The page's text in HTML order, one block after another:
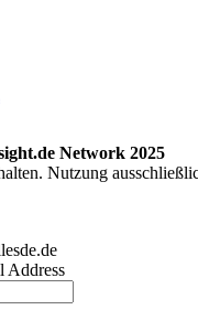
Network 2025
Nutzung
Address